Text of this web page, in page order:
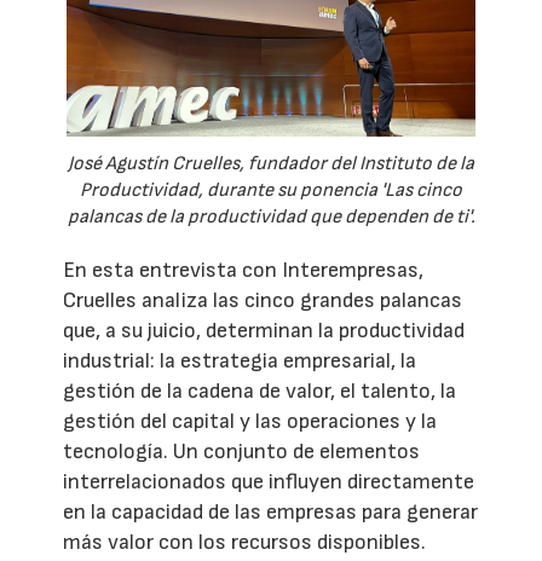
José Agustín Cruelles, fundador del Instituto de la
Productividad, durante su ponencia 'Las cinco
palancas de la productividad que dependen de ti'.
En esta entrevista con Interempresas,
Cruelles analiza las cinco grandes palancas
que, a su juicio, determinan la productividad
industrial: la estrategia empresarial, la
gestión de la cadena de valor, el talento, la
gestión del capital y las operaciones y la
tecnología. Un conjunto de elementos
interrelacionados que influyen directamente
en la capacidad de las empresas para generar
más valor con los recursos disponibles.